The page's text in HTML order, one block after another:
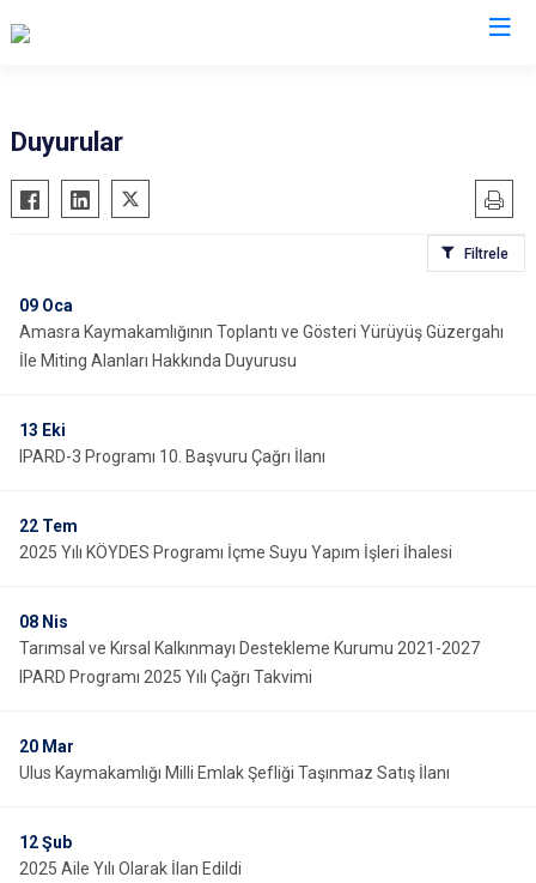
Amasra
Kurucaşile
Duyurular
Filtrele
09 Oca
Amasra Kaymakamlığının Toplantı ve Gösteri Yürüyüş Güzergahı
İle Miting Alanları Hakkında Duyurusu
13 Eki
IPARD-3 Programı 10. Başvuru Çağrı İlanı
22 Tem
2025 Yılı KÖYDES Programı İçme Suyu Yapım İşleri İhalesi
08 Nis
Tarımsal ve Kırsal Kalkınmayı Destekleme Kurumu 2021-2027
IPARD Programı 2025 Yılı Çağrı Takvimi
20 Mar
Ulus Kaymakamlığı Milli Emlak Şefliği Taşınmaz Satış İlanı
12Şub
2025 Aile Yılı Olarak İlan Edildi